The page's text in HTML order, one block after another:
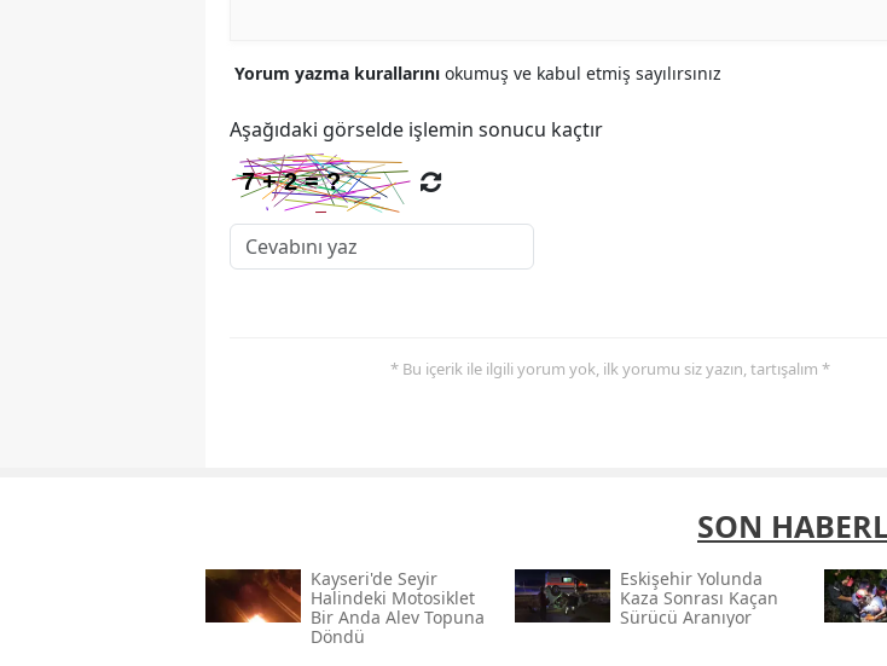
Yorum yazma kurallarını okumuş ve kabul etmiş sayılırsınız
Aşağıdaki görselde işlemin sonucu kaçtır
* Bu içerik ile ilgili yorum yok, ilk yorumu siz yazın, tartışalım *
SON
Kayseri'de Seyir
Halindeki Motosiklet
Bir Anda Alev Topuna
Döndü
Eskişehir Yolunda
Kaza Sonrası Kaçan
Sürücü Aranıyor